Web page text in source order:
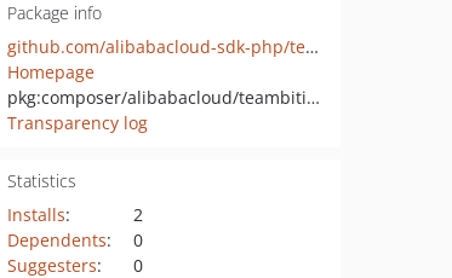
Package info
github.com/alibabacloud-sdk-php/teambitionaliyun
Homepage
pkg:composer/alibabacloud/teambitionaliyun
Transparency log
Statistics
Installs:
2
Dependents:
0
Suggesters:
0